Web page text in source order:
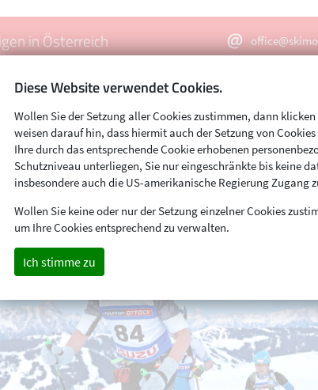
in Österreich
Diese Website verwendet Cookies.
Wollen Sie der Setzung aller Cookies zustimmen, dann
weisen darauf hin, dass hiermit auch der Setzung von
Ihre durch das entsprechende Cookie erhobenen
Schutzniveau unterliegen, Sie nur eingeschränkte bis keine
insbesondere auch die US-amerikanische Regierung Zugang
Wollen Sie keine oder nur der Setzung einzelner Cookies
um Ihre Cookies entsprechend zu verwalten.
Ich stimme zu